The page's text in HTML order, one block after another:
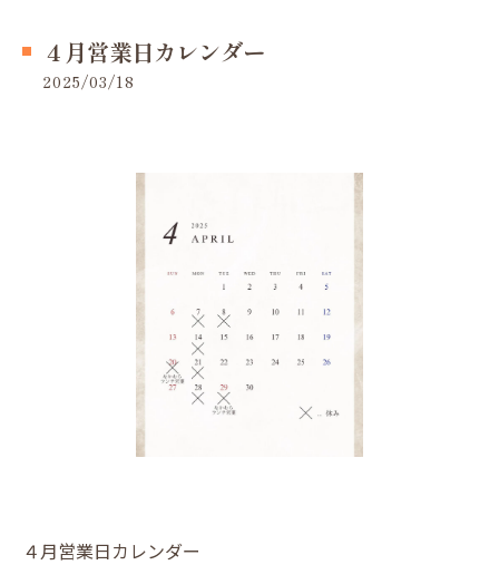
４月営業日カレンダー
2025/03/18
４月営業日カレンダー